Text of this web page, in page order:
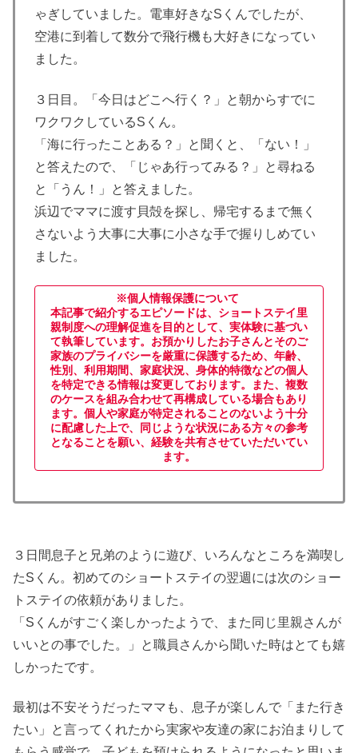
ゃぎしていました。電車好きなSくんでしたが、
空港に到着して数分で飛行機も大好きになってい
ました。
３日目。「今日はどこへ行く？」と朝からすでに
ワクワクしているSくん。
「海に行ったことある？」と聞くと、「ない！」
と答えたので、「じゃあ行ってみる？」と尋ねる
と「うん！」と答えました。
浜辺でママに渡す貝殻を探し、帰宅するまで無く
さないよう大事に大事に小さな手で握りしめてい
ました。
※個人情報保護について
本記事で紹介するエピソードは、ショートステイ里
親制度への理解促進を目的として、実体験に基づい
て執筆しています。お預かりしたお子さんとそのご
家族のプライバシーを厳重に保護するため、年齢、
性別、利用期間、家庭状況、身体的特徴などの個人
を特定できる情報は変更しております。また、複数
のケースを組み合わせて再構成している場合もあり
ます。個人や家庭が特定されることのないよう十分
に配慮した上で、同じような状況にある方々の参考
となることを願い、経験を共有させていただいてい
ます。
３日間息子と兄弟のように遊び、いろんなところを満喫し
たSくん。初めてのショートステイの翌週には次のショー
トステイの依頼がありました。
「Sくんがすごく楽しかったようで、また同じ里親さんが
いいとの事でした。」と職員さんから聞いた時はとても嬉
しかったです。
最初は不安そうだったママも、息子が楽しんで「また行き
たい」と言ってくれたから実家や友達の家にお泊まりして